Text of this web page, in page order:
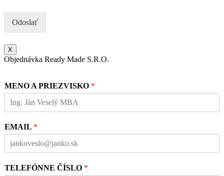
Odoslať
X
Objednávka Ready Made S.R.O.
MENO A PRIEZVISKO *
EMAIL *
TELEFÓNNE ČÍSLO *